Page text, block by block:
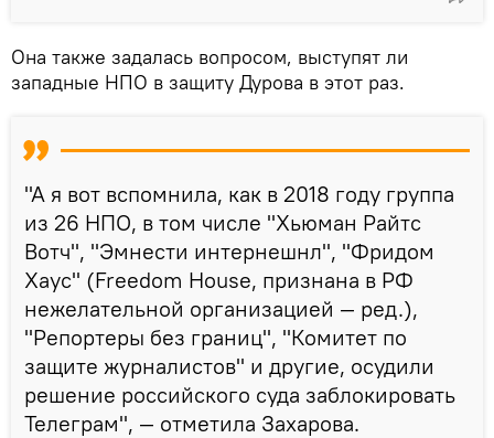
Она также задалась вопросом, выступят ли
западные НПО в защиту Дурова в этот раз.
"А я вот вспомнила, как в 2018 году группа
из 26 НПО, в том числе "Хьюман Райтс
Вотч", "Эмнести интернешнл", "Фридом
Хаус" (Freedom House, признана в РФ
нежелательной организацией — ред.),
"Репортеры без границ", "Комитет по
защите журналистов" и другие, осудили
решение российского суда заблокировать
Телеграм", — отметила Захарова.